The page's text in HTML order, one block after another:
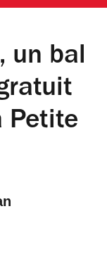
un bal
Petite